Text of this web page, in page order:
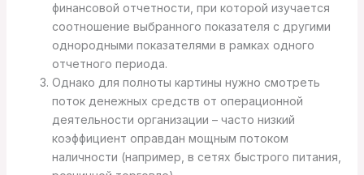
финансовой отчетности, при которой изучается
соотношение выбранного показателя с другими
однородными показателями в рамках одного
отчетного периода.
Однако для полноты картины нужно смотреть
поток денежных средств от операционной
деятельности организации – часто низкий
коэффициент оправдан мощным потоком
наличности (например, в сетях быстрого питания,